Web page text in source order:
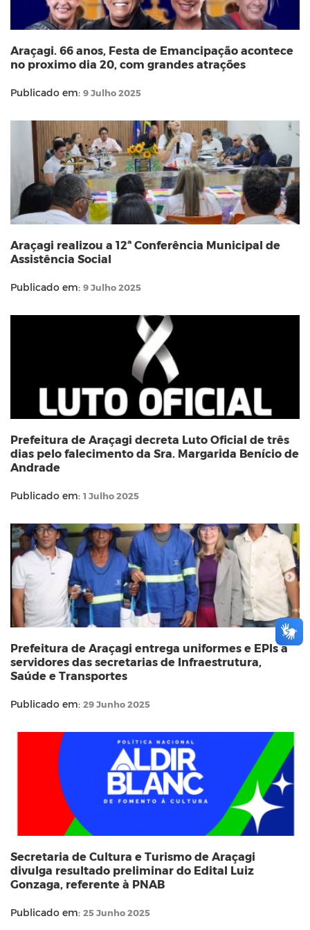
Araçagi. 66 anos, Festa de Emancipação acontece
no proximo dia 20, com grandes atrações
Publicado em: 9 Julho 2025
Araçagi realizou a 12ª Conferência Municipal de
Assistência Social
Publicado em: 9 Julho 2025
Prefeitura de Araçagi decreta Luto Oficial de três
dias pelo falecimento da Sra. Margarida Benício de
Andrade
Publicado em: 1 Julho 2025
Prefeitura de Araçagi entrega uniformes e EPIs a
servidores das secretarias de Infraestrutura,
Saúde e Transportes
Publicado em: 29 Junho 2025
Secretaria de Cultura e Turismo de Araçagi
divulga resultado preliminar do Edital Luiz
Gonzaga, referente à PNAB
Publicado em: 25 Junho 2025